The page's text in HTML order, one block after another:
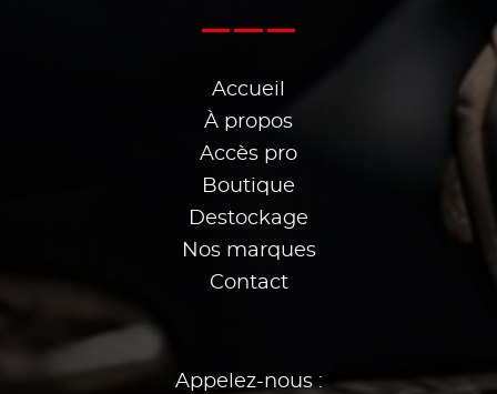
Accueil
À propos
Accès pro
Boutique
Destockage
Nos marques
Contact
Appelez-nous :